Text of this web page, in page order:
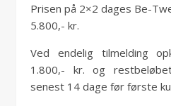
Prisen på 2×2 dages Be-
5.800,- kr.
Ved endelig tilmelding
1.800,- kr. og
senest 14 dage før første